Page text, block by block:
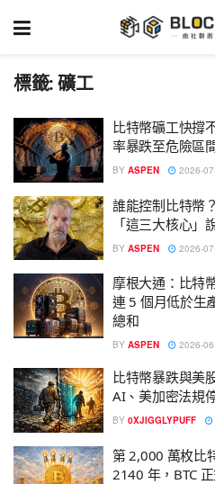
標籤:礦工
比特幣礦工快撐
率暴跌至危險區
BY ASPEN 2026-
誰能控制比特幣
「這三大核心」
BY ASPEN 2026-
摩根大通：比特
連 5 個月低於生
總和
BY ASPEN 2026-
比特幣暴跌與美
AI、美加密法規
BY 0XJIGGLYPUFF
第 2,000 萬枚比
2140 年，BTC